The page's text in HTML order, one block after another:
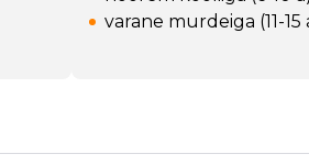
varane murdeiga (11-15